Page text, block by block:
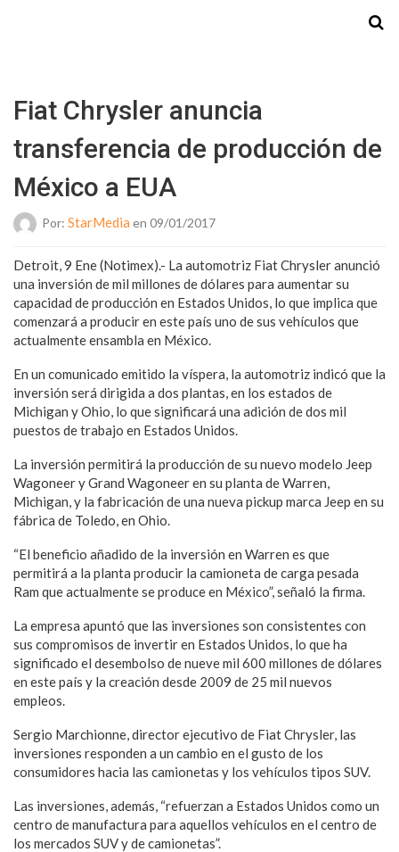
Fiat Chrysler anuncia
transferencia de producción de
México a EUA
Por: StarMedia en 09/01/2017
Detroit, 9 Ene (Notimex).- La automotriz Fiat Chrysler anunció
una inversión de mil millones de dólares para aumentar su
capacidad de producción en Estados Unidos, lo que implica que
comenzará a producir en este país uno de sus vehículos que
actualmente ensambla en México.
En un comunicado emitido la víspera, la automotriz indicó que la
inversión será dirigida a dos plantas, en los estados de
Michigan y Ohio, lo que significará una adición de dos mil
puestos de trabajo en Estados Unidos.
La inversión permitirá la producción de su nuevo modelo Jeep
Wagoneer y Grand Wagoneer en su planta de Warren,
Michigan, y la fabricación de una nueva pickup marca Jeep en su
fábrica de Toledo, en Ohio.
“El beneficio añadido de la inversión en Warren es que
permitirá a la planta producir la camioneta de carga pesada
Ram que actualmente se produce en México”, señaló la firma.
La empresa apuntó que las inversiones son consistentes con
sus compromisos de invertir en Estados Unidos, lo que ha
significado el desembolso de nueve mil 600 millones de dólares
en este país y la creación desde 2009 de 25 mil nuevos
empleos.
Sergio Marchionne, director ejecutivo de Fiat Chrysler, las
inversiones responden a un cambio en el gusto de los
consumidores hacia las camionetas y los vehículos tipos SUV.
Las inversiones, además, “refuerzan a Estados Unidos como un
centro de manufactura para aquellos vehículos en el centro de
los mercados SUV y de camionetas”.